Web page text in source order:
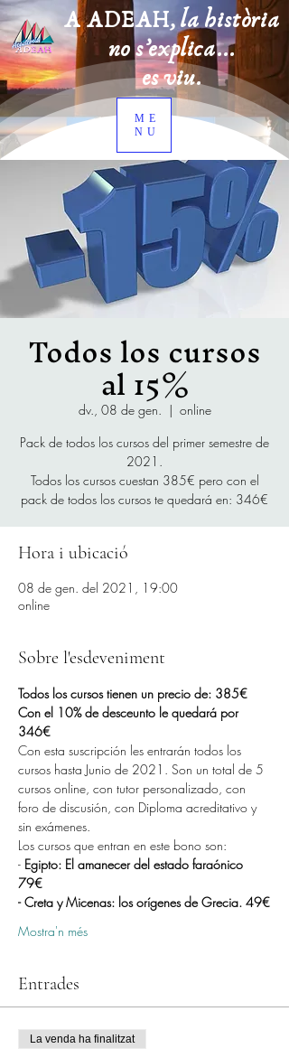
A ADEAH, la història
no s’explica...
es viu.
ME
NU
Todos los cursos
al 15%
dv., 08 de gen.
  |
online
Pack de todos los cursos del primer semestre de
2021.
Todos los cursos cuestan 385€ pero con el
Hora i ubicació
08 de gen. del 2021, 19:00
online
Sobre l'esdeveniment
Todos los cursos tienen un precio de: 385€
Con el 10% de desceunto le quedará por
346€
Con esta suscripción les entrarán todos los
cursos hasta Junio de 2021. Son un total de 5
cursos online, con tutor personalizado, con
foro de discusión, con Diploma acreditativo y
sin exámenes.
Los cursos que entran en este bono son:
- Egipto: El amanecer del estado faraónico
79€
- Creta y Micenas: los orígenes de Grecia. 49€
Mostra'n més
Entrades
La venda ha finalitzat